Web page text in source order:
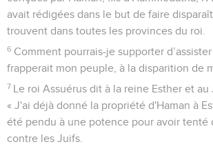
avait rédigées dans le but de faire
trouvent dans toutes les provinces du roi.
6 Comment pourrais-je supporter
frapperait mon peuple, à la disparition de
7 Le roi Assuérus dit à la reine Esther et
« J'ai déjà donné la propriété d'Haman à
été pendu à une potence pour avoir tenté
contre les Juifs.